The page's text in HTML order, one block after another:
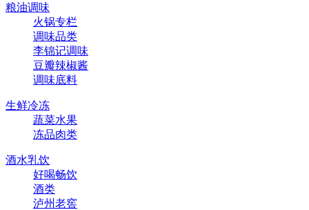
粮油调味
火锅专栏
调味品类
李锦记调味
豆瓣辣椒酱
调味底料
生鲜冷冻
蔬菜水果
冻品肉类
酒水乳饮
好喝畅饮
酒类
泸州老窖